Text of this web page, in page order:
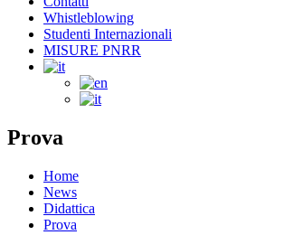
Whistleblowing
Studenti Internazionali
MISURE PNRR
Prova
Home
News
Didattica
Prova